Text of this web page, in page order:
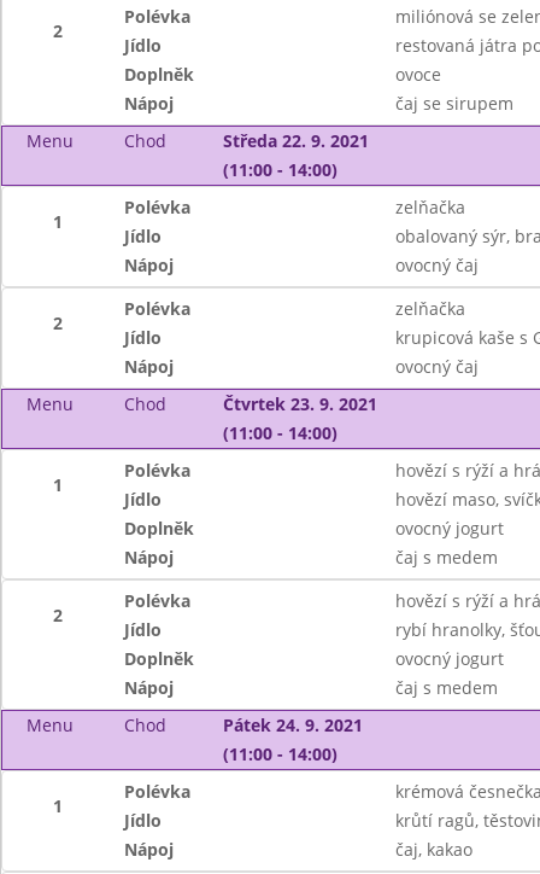
2
Polévka
miliónová se
Jídlo
restovaná játra
Doplněk
ovoce
Nápoj
čaj se sirupem
Menu
Chod
Středa 22. 9. 2021
(11:00 - 14:00)
1
Polévka
zelňačka
Jídlo
obalovaný sýr,
Nápoj
ovocný čaj
2
Polévka
zelňačka
Jídlo
krupicová kaše s
Nápoj
ovocný čaj
Menu
Chod
Čtvrtek 23. 9. 2021
(11:00 - 14:00)
1
Polévka
hovězí s rýží a
Jídlo
hovězí maso,
Doplněk
ovocný jogurt
Nápoj
čaj s medem
2
Polévka
hovězí s rýží a
Jídlo
rybí hranolky,
Doplněk
ovocný jogurt
Nápoj
čaj s medem
Menu
Chod
Pátek 24. 9. 2021
(11:00 - 14:00)
1
Polévka
krémová
Jídlo
krůtí ragů,
Nápoj
čaj, kakao